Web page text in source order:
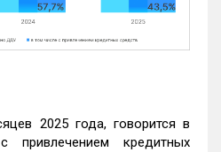
2025 года, говорится в
привлечением кредитных